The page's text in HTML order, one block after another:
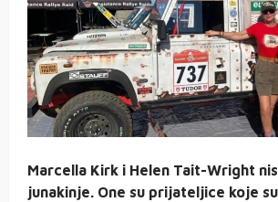
Marcella Kirk i Helen Tait-Wright
junakinje. One su prijateljice koje